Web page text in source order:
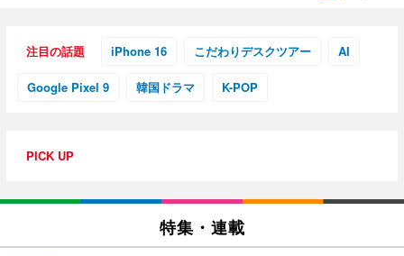
注目の話題 iPhone 16 こだわりデスクツアー AI
Google Pixel 9 韓国ドラマ K-POP
PICK UP
特集・連載